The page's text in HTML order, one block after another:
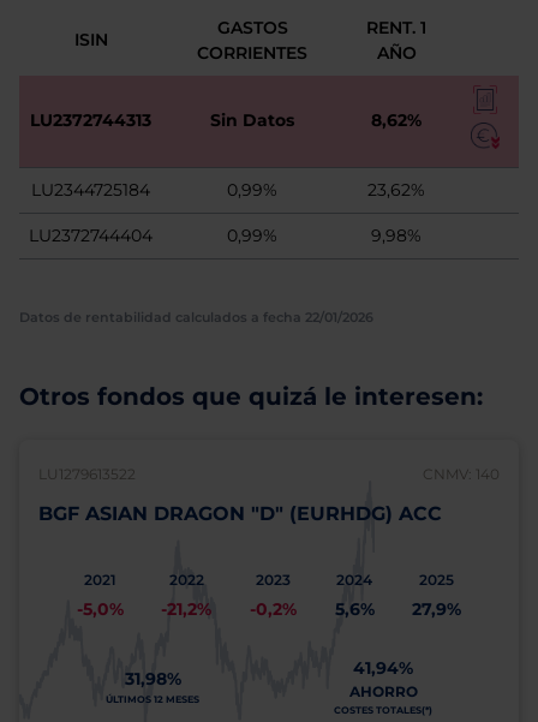
ISIN
GASTOS
CORRIENTES
RENT. 1
AÑO
LU2372744313 Sin Datos 8,62%
LU2344725184 0,99% 23,62%
LU2372744404 0,99% 9,98%
Datos de rentabilidad calculados a fecha 22/01/2026
Otros fondos que quizá le interesen:
LU1279613522 CNMV: 140
BGF ASIAN DRAGON "D" (EURHDG) ACC
2021
-5,0%
2022
-21,2%
2023
-0,2%
2024
5,6%
2025
27,9%
31,98%
ÚLTIMOS 12 MESES
41,94%
AHORRO
COSTES TOTALES(*)